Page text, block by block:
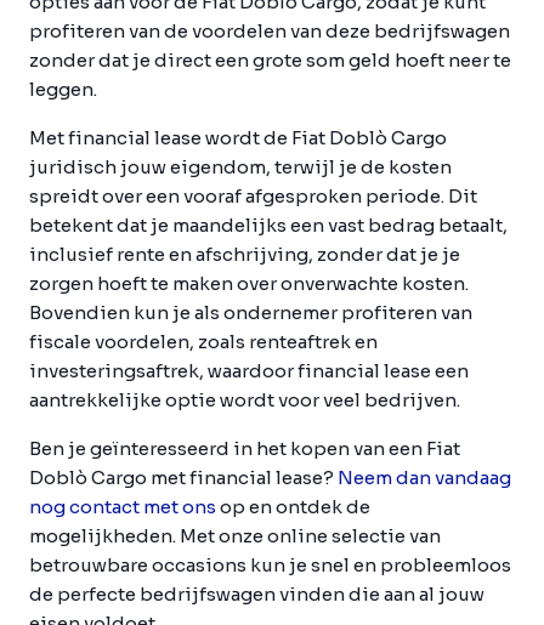
profiteren van de voordelen van deze bedrijfswagen
zonder dat je direct een grote som geld hoeft neer te
leggen.
Met financial lease wordt de Fiat Doblò Cargo
juridisch jouw eigendom, terwijl je de kosten
spreidt over een vooraf afgesproken periode. Dit
betekent dat je maandelijks een vast bedrag betaalt,
inclusief rente en afschrijving, zonder dat je je
zorgen hoeft te maken over onverwachte kosten.
Bovendien kun je als ondernemer profiteren van
fiscale voordelen, zoals renteaftrek en
investeringsaftrek, waardoor financial lease een
aantrekkelijke optie wordt voor veel bedrijven.
Ben je geïnteresseerd in het kopen van een Fiat
Doblò Cargo met financial lease? Neem dan vandaag
nog contact met ons op en ontdek de
mogelijkheden. Met onze online selectie van
betrouwbare occasions kun je snel en probleemloos
de perfecte bedrijfswagen vinden die aan al jouw